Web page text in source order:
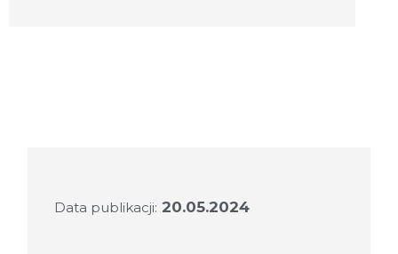
Data publikacji: 20.05.2024